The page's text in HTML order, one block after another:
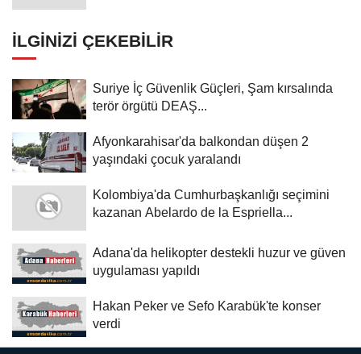
İLGINIZI ÇEKEBILIR
Suriye İç Güvenlik Güçleri, Şam kırsalında
terör örgütü DEAŞ...
Afyonkarahisar'da balkondan düşen 2
yaşındaki çocuk yaralandı
Kolombiya'da Cumhurbaşkanlığı seçimini
kazanan Abelardo de la Espriella...
Adana'da helikopter destekli huzur ve güven
uygulaması yapıldı
Hakan Peker ve Sefo Karabük'te konser
verdi